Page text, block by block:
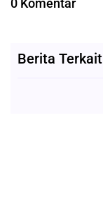
0 Komentar
Berita Terkait